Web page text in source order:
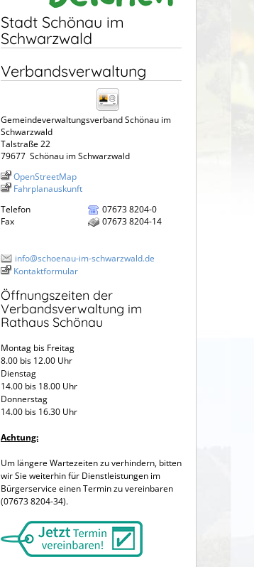
Stadt Schönau im
Schwarzwald
Verbandsverwaltung
Gemeindeverwaltungsverband Schönau im
Schwarzwald
Talstraße 22
79677 Schönau im Schwarzwald
OpenStreetMap
Fahrplanauskunft
Telefon
07673 8204-0
Fax
07673 8204-14
info@schoenau-im-schwarzwald.de
Kontaktformular
Öffnungszeiten der
Verbandsverwaltung im
Rathaus Schönau
Montag bis Freitag
8.00 bis 12.00 Uhr
Dienstag
14.00 bis 18.00 Uhr
Donnerstag
14.00 bis 16.30 Uhr
Achtung:
Um längere Wartezeiten zu verhindern, bitten
wir Sie weiterhin für Dienstleistungen im
Bürgerservice einen Termin zu vereinbaren
(07673 8204-34).